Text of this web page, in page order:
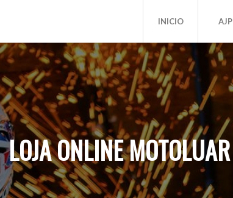
INICIO AJP
LOJA ONLINE MOTOLUAR